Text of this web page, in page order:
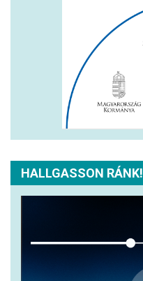
HALLGASSON RÁNK!